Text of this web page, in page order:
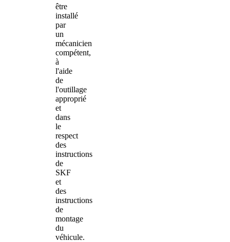
être
installé
par
un
mécanicien
compétent,
à
l'aide
de
l'outillage
approprié
et
dans
le
respect
des
instructions
de
SKF
et
des
instructions
de
montage
du
véhicule.